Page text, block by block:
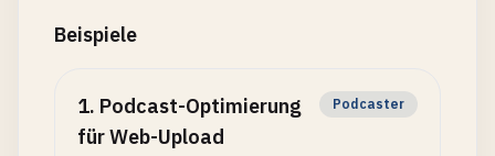
Beispiele
1. Podcast-Optimierung
für Web-Upload
Podcaster